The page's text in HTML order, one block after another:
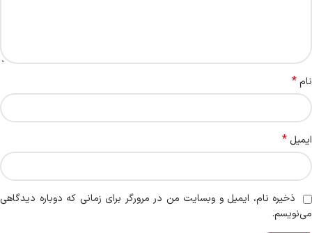
نام*
ایمیل *
ذخیره نام، ایمیل و وبسایت من در مرورگر برای زمانی که دوباره دیدگاهی
می‌نویسم.